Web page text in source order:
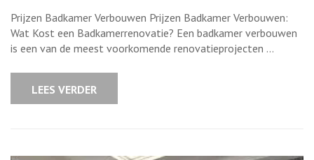
en
Tarieven
voor
het
Verbouwen
Prijzen Badkamer Verbouwen Prijzen Badkamer Verbouwen:
Wat Kost een Badkamerrenovatie? Een badkamer verbouwen
is een van de meest voorkomende renovatieprojecten …
LEES VERDER